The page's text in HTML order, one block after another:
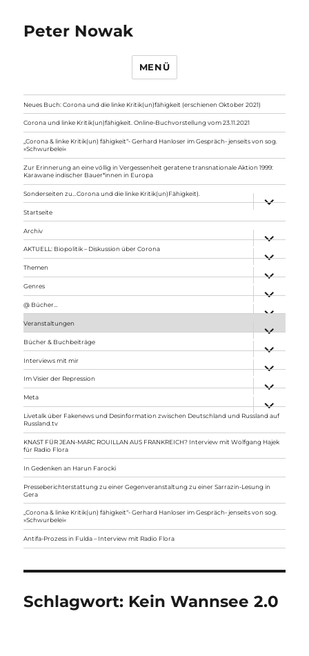
Peter Nowak
MENÜ
Neues Buch: Corona und die linke Kritik(un)fähigkeit (erschienen Oktober 2021)
Corona und linke Kritik(un)fähigkeit. Online-Buchvorstellung vom 23.11.2021
„Corona & linke Kritik(un) fähigkeit“- Gerhard Hanloser im Gespräch- jenseits von sog.
»Schwurbelei«
Zur Erinnerung an eine völlig in Vergessenheit geratene transnationale Aktion 1999:
Karawane indischer Bauer*innen in Europa
Sonderseiten zu…Corona und die linke Kritik(un)Fähigkeit).
anzeigen
Startseite
Archiv
anzeigen
AKTUELL: Biopolitik – Diskussion über Corona
anzeigen
Themen
anzeigen
Genres
anzeigen
@ Bücher…
Veranstaltungen
anzeigen
Bücher & Buchbeiträge
anzeigen
Interviews mit mir
anzeigen
Im Visier der Repression
anzeigen
Meta
anzeigen
Livetalk über Fakenews und Desinformation zwischen Deutschland und Russland auf
Russland.tv
KNAST FÜR JEAN-MARC ROUILLAN AUS FRANKREICH? Interview mit Wolfgang Hajek
für Radio Flora
In Gedenken an Harun Farocki
Presseberichterstattung zu einer Gegenveranstaltung zu einer Sarrazin-Lesung in
Gera
„Corona & linke Kritik(un) fähigkeit“- Gerhard Hanloser im Gespräch- jenseits von sog.
»Schwurbelei«
Antifa-Prozess in Fulda – Interview mit Radio Flora
Schlagwort: Kein Wannsee 2.0